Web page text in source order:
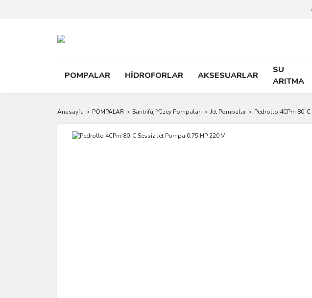
POMPALAR HİDROFORLAR AKSESUARLAR
SU
ARITMA
Anasayfa POMPALAR Santrifüj Yüzey Pompaları Jet Pompalar Pedrollo 4CPm 80-C